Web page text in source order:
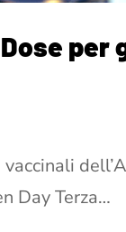
Day Terza…